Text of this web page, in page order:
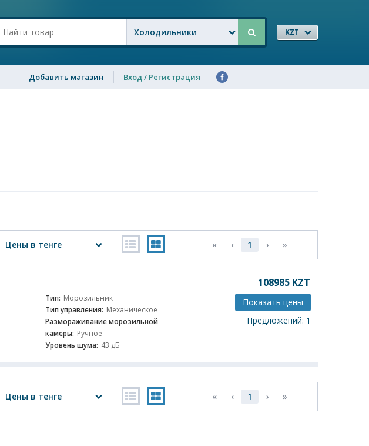
Холодильники KZT
Добавить магазин Вход / Регистрация
Цены в тенге « ‹ 1 › »
Тип: Морозильник
Тип управления: Механическое
Размораживание морозильной
камеры: Ручное
Уровень шума: 43 дБ
108985 KZT
Показать цены
Предложений: 1
Цены в тенге « ‹ 1 › »